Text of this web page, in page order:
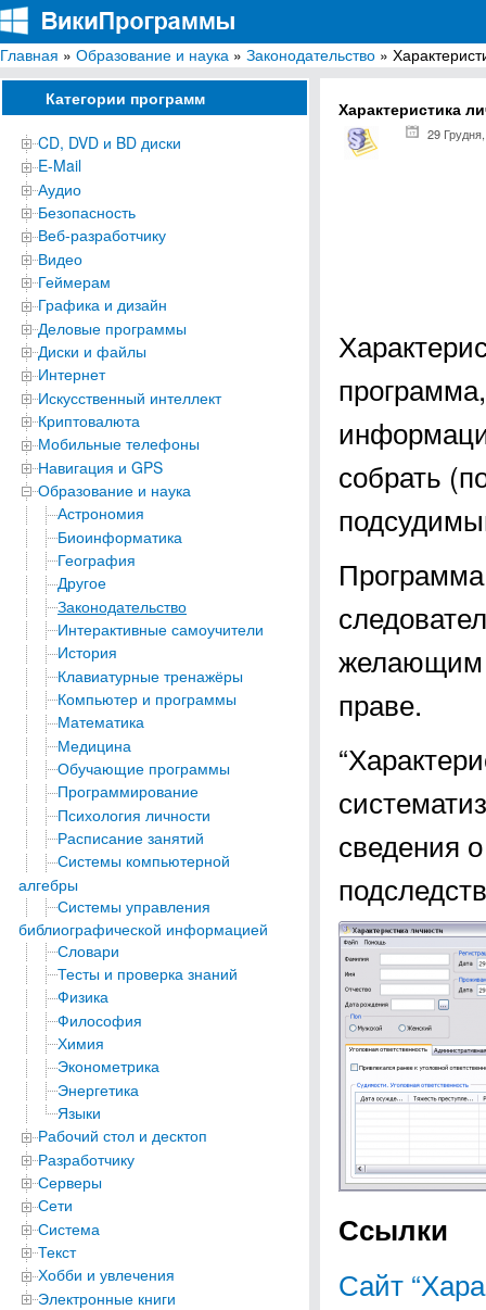
ВикиПрограммы
Энциклопедия бесплатных компьютерных программ для Windows
Главная » Образование и наука » Законодательство »
Категории программ
CD, DVD и BD диски
E-Mail
Аудио
Безопасность
Веб-разработчику
Видео
Геймерам
Графика и дизайн
Деловые программы
Диски и файлы
Интернет
Искусственный интеллект
Криптовалюта
Мобильные телефоны
Навигация и GPS
Образование и наука
Астрономия
Биоинформатика
География
Другое
Законодательство
Интерактивные самоучители
История
Клавиатурные тренажёры
Компьютер и программы
Математика
Медицина
Обучающие программы
Программирование
Психология личности
Расписание занятий
Системы компьютерной
алгебры
Системы управления
библиографической информацией
Словари
Тесты и проверка знаний
Физика
Философия
Химия
Эконометрика
Энергетика
Языки
Рабочий стол и десктоп
Разработчику
Серверы
Сети
Система
Текст
Хобби и увлечения
Электронные книги
Характеристика
29
собрать
желающим
праве.
сведения
Ссылки
Сайт